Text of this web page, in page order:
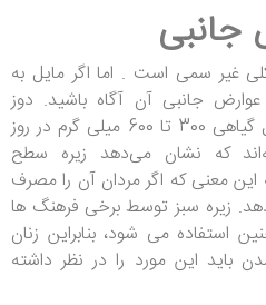
غیر سمی است . اما اگر مایل به
عوارض جانبی آن آگاه باشید. دوز
معمولی زیره سبز به عنوان مکمل گیاهی 300 تا 600 میلی گرم در روز
که نشان می‌دهد زیره سطح
معنی که اگر مردان آن را مصرف
زیره سبز توسط برخی فرهنگ ها
استفاده می شود، بنابراین زنان
باید این مورد را در نظر داشته